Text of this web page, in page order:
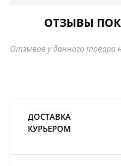
ОТЗЫВЫ
Отзывов у данного товара
ДОСТАВКА
КУРЬЕРОМ